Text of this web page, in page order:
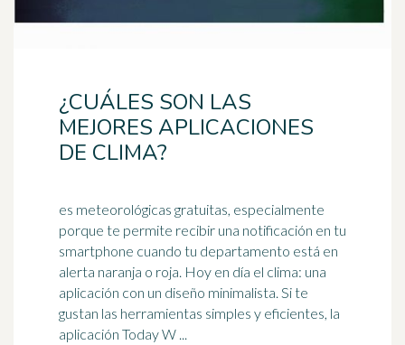
¿CUÁLES SON LAS
MEJORES APLICACIONES
DE CLIMA?
es meteorológicas gratuitas, especialmente
porque te permite recibir una notificación en tu
smartphone cuando tu departamento está en
alerta naranja o roja. Hoy en día el clima: una
aplicación con un diseño minimalista. Si te
gustan las herramientas simples y eficientes, la
aplicación Today W ...